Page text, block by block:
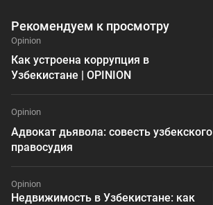
Рекомендуем к просмотру
Opinion
Как устроена коррупция в
Узбекистане | OPINION
Opinion
Адвокат дьявола: совесть узбекского
правосудия
Opinion
Недвижимость в Узбекистане: как